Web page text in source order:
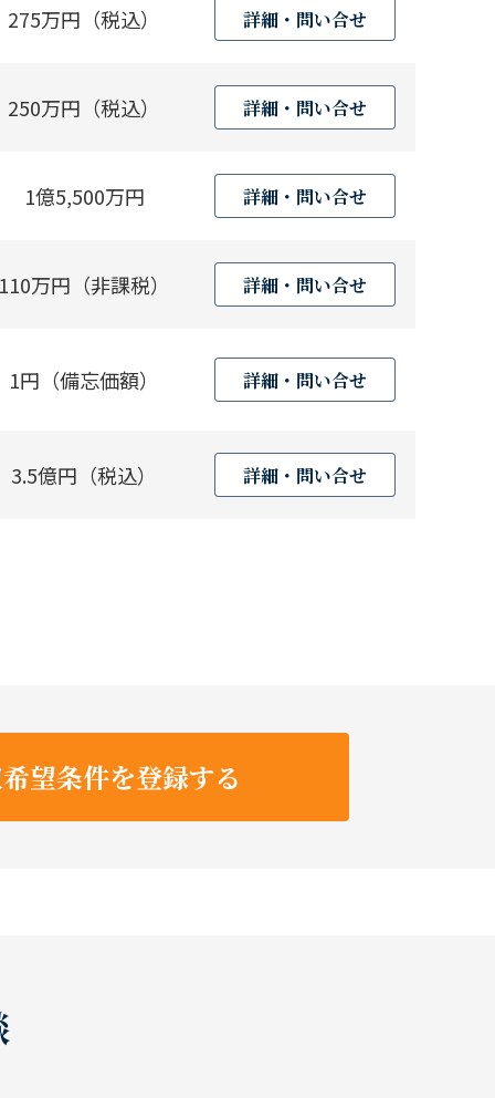
275万円（税込） 詳細・問い合せ
250万円（税込） 詳細・問い合せ
1億5,500万円 詳細・問い合せ
110万円（非課税） 詳細・問い合せ
1円（備忘価額） 詳細・問い合せ
3.5億円（税込） 詳細・問い合せ
望条件を登録する